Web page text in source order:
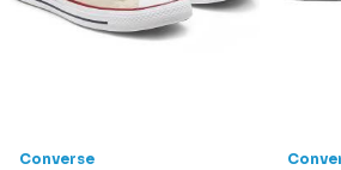
Converse